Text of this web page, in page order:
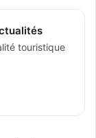
touristique